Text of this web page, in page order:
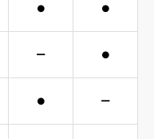
● ●
ー ●
● ー